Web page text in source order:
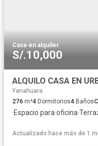
Casa·en alquiler
S/.10,000
Yanahuara
276 m²4 Dormitorios4 Baños
·Espacio para oficina·
Actualizado hace más de 1